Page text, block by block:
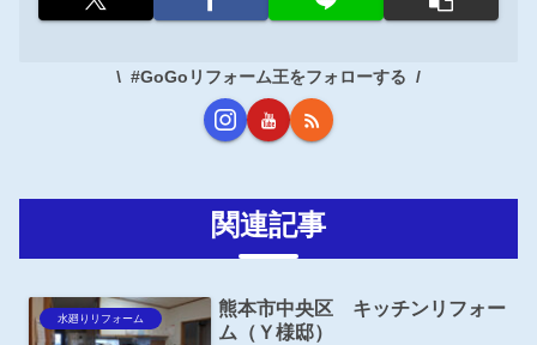
#GoGoリフォーム王をフォローする
関連記事
水廻りリフォーム
熊本市中央区 キッチンリフォー
ム（Ｙ様邸）